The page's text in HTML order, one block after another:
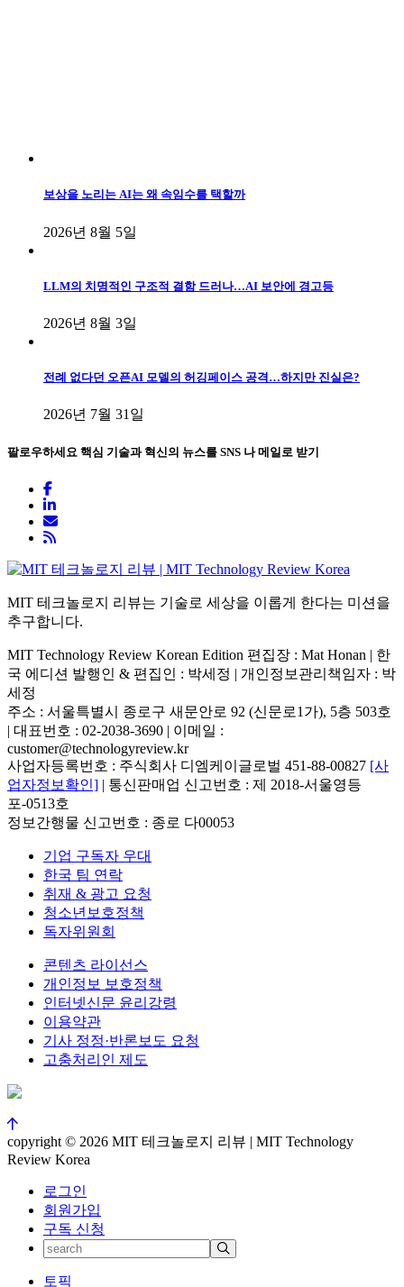
보상을 노리는 AI는 왜 속임수를 택할까
2026년 8월 5일
LLM의 치명적인 구조적 결함 드러나…AI 보안에 경고등
2026년 8월 3일
전례 없다던 오픈AI 모델의 허깅페이스 공격…하지만 진실은?
2026년 7월 31일
팔로우하세요 핵심 기술과 혁신의 뉴스를 SNS 나 메일로 받기
MIT 테크놀로지 리뷰는 기술로 세상을 이롭게 한다는 미션을
추구합니다.
MIT Technology Review Korean Edition 편집장 : Mat Honan | 한
국 에디션 발행인 & 편집인 : 박세정 | 개인정보관리책임자 : 박
세정
주소 : 서울특별시 종로구 새문안로 92 (신문로1가), 5층 503호
| 대표번호 : 02-2038-3690 | 이메일 :
customer@technologyreview.kr
사업자등록번호 : 주식회사 디엠케이글로벌 451-88-00827 [사
업자정보확인] | 통신판매업 신고번호 : 제 2018-서울영등
포-0513호
정보간행물 신고번호 : 종로 다00053
기업 구독자 우대
한국 팀 연락
취재 & 광고 요청
청소년보호정책
독자위원회
콘텐츠 라이선스
개인정보 보호정책
인터넷신문 윤리강령
이용약관
기사 정정·반론보도 요청
고충처리인 제도
copyright © 2026 MIT 테크놀로지 리뷰 | MIT Technology
Review Korea
로그인
회원가입
구독 신청
토픽